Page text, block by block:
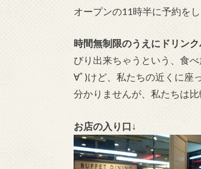
オープンの11時半に予約を
時間無制限のうえにドリン
びり出来ちゃうという、食
∀ﾟ)けど、私たちの近くに座
分かりませんが、私たちは
お店の入り口 ↓